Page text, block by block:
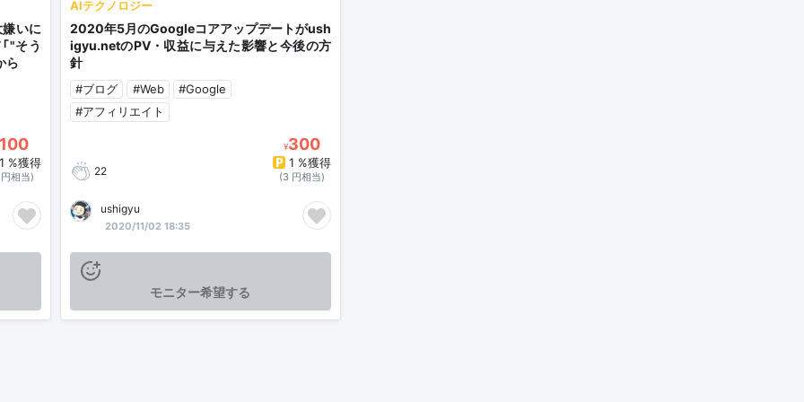
いに
"そう
ら
100
%獲得
相当)
AIテクノロジー
2020年5月のGoogleコアアップデートがush
igyu.netのPV・収益に与えた影響と今後の方
針
#ブログ #Web
#Google
#アフィリエイト
22
¥300
1 %獲得
(3 円相当)
ushigyu
2020/11/02 18:35
モニター希望する